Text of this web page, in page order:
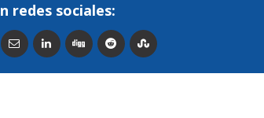
redes sociales: